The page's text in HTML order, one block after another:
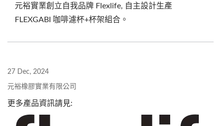
元裕實業創立自我品牌 Flexlife, 自主設計生產
FLEXGABI 咖啡濾杯+杯架組合。
27 Dec, 2024
元裕橡膠實業有限公司
更多產品資訊請見: